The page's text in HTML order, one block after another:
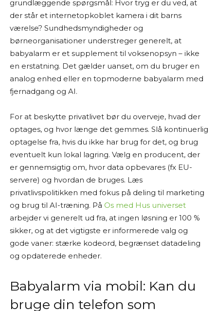
grundlæggende spørgsmål: Hvor tryg er du ved, at
der står et internetopkoblet kamera i dit barns
værelse? Sundhedsmyndigheder og
børneorganisationer understreger generelt, at
babyalarm er et supplement til voksenopsyn – ikke
en erstatning. Det gælder uanset, om du bruger en
analog enhed eller en topmoderne babyalarm med
fjernadgang og AI.
For at beskytte privatlivet bør du overveje, hvad der
optages, og hvor længe det gemmes. Slå kontinuerlig
optagelse fra, hvis du ikke har brug for det, og brug
eventuelt kun lokal lagring. Vælg en producent, der
er gennemsigtig om, hvor data opbevares (fx EU-
servere) og hvordan de bruges. Læs
privatlivspolitikken med fokus på deling til marketing
og brug til AI-træning. På Os med Hus universet
arbejder vi generelt ud fra, at ingen løsning er 100 %
sikker, og at det vigtigste er informerede valg og
gode vaner: stærke kodeord, begrænset datadeling
og opdaterede enheder.
Babyalarm via mobil: Kan du
bruge din telefon som